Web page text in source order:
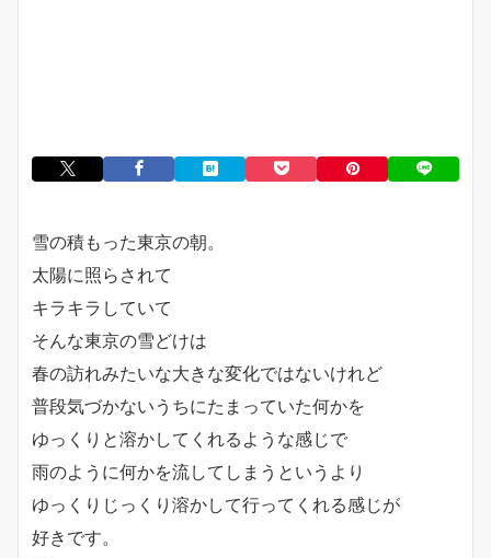
雪の積もった東京の朝。
太陽に照らされて
キラキラしていて
そんな東京の雪どけは
春の訪れみたいな大きな変化ではないけれど
普段気づかないうちにたまっていた何かを
ゆっくりと溶かしてくれるような感じで
雨のように何かを流してしまうというより
ゆっくりじっくり溶かして行ってくれる感じが
好きです。